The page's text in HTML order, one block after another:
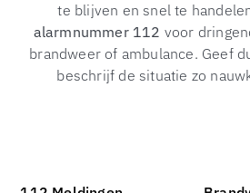
te blijven en snel te
alarmnummer 112 voor
brandweer of ambulance. Geef
beschrijf de situatie zo